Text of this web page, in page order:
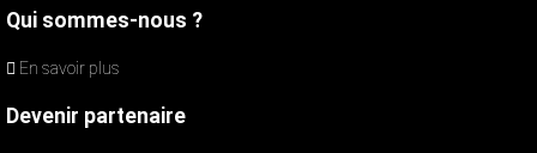
Qui sommes-nous ?
En savoir plus
Devenir partenaire